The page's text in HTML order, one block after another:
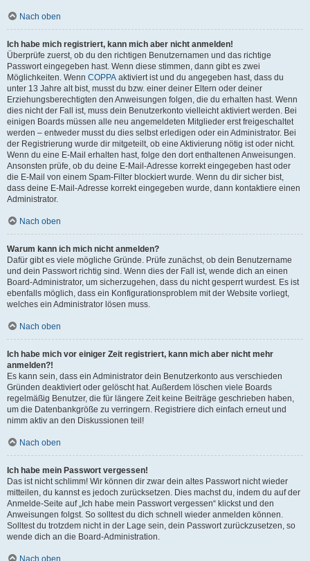
Nach oben
Ich habe mich registriert, kann mich aber nicht anmelden!
Überprüfe zuerst, ob du den richtigen Benutzernamen und das richtige
Passwort eingegeben hast. Wenn diese stimmen, dann gibt es zwei
Möglichkeiten. Wenn COPPA aktiviert ist und du angegeben hast, dass du
unter 13 Jahre alt bist, musst du bzw. einer deiner Eltern oder deiner
Erziehungsberechtigten den Anweisungen folgen, die du erhalten hast. Wenn
dies nicht der Fall ist, muss dein Benutzerkonto vielleicht aktiviert werden. Bei
einigen Boards müssen alle neu angemeldeten Mitglieder erst freigeschaltet
werden – entweder musst du dies selbst erledigen oder ein Administrator. Bei
der Registrierung wurde dir mitgeteilt, ob eine Aktivierung nötig ist oder nicht.
Wenn du eine E-Mail erhalten hast, folge den dort enthaltenen Anweisungen.
Ansonsten prüfe, ob du deine E-Mail-Adresse korrekt eingegeben hast oder
die E-Mail von einem Spam-Filter blockiert wurde. Wenn du dir sicher bist,
dass deine E-Mail-Adresse korrekt eingegeben wurde, dann kontaktiere einen
Administrator.
Nach oben
Warum kann ich mich nicht anmelden?
Dafür gibt es viele mögliche Gründe. Prüfe zunächst, ob dein Benutzername
und dein Passwort richtig sind. Wenn dies der Fall ist, wende dich an einen
Board-Administrator, um sicherzugehen, dass du nicht gesperrt wurdest. Es ist
ebenfalls möglich, dass ein Konfigurationsproblem mit der Website vorliegt,
welches ein Administrator lösen muss.
Nach oben
Ich habe mich vor einiger Zeit registriert, kann mich aber nicht mehr
anmelden?!
Es kann sein, dass ein Administrator dein Benutzerkonto aus verschieden
Gründen deaktiviert oder gelöscht hat. Außerdem löschen viele Boards
regelmäßig Benutzer, die für längere Zeit keine Beiträge geschrieben haben,
um die Datenbankgröße zu verringern. Registriere dich einfach erneut und
nimm aktiv an den Diskussionen teil!
Nach oben
Ich habe mein Passwort vergessen!
Das ist nicht schlimm! Wir können dir zwar dein altes Passwort nicht wieder
mitteilen, du kannst es jedoch zurücksetzen. Dies machst du, indem du auf der
Anmelde-Seite auf „Ich habe mein Passwort vergessen“ klickst und den
Anweisungen folgst. So solltest du dich schnell wieder anmelden können.
Solltest du trotzdem nicht in der Lage sein, dein Passwort zurückzusetzen, so
wende dich an die Board-Administration.
Nach oben